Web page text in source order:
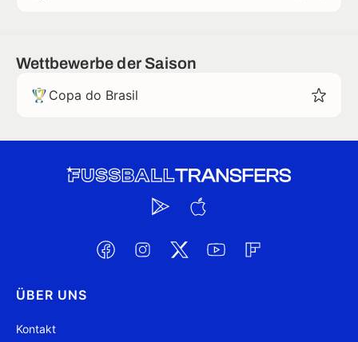
Wettbewerbe der Saison
Copa do Brasil
ÜBER UNS
Kontakt